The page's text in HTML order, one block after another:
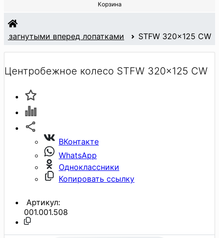
Корзина
С загнутыми вперед лопатками STFW 320x125 CW
Центробежное колесо STFW 320x125 CW
ВКонтакте
WhatsApp
Одноклассники
Копировать ссылку
Артикул:
001.001.508